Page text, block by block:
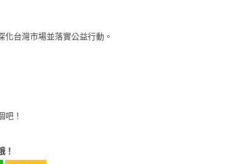
台灣市場並落實公益行動。
吧！
！